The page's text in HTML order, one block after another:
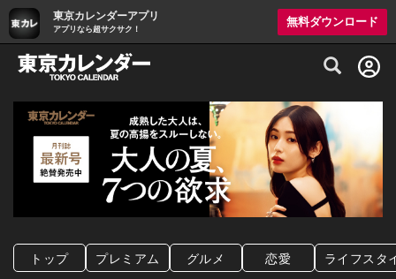
東京カレンダーアプリ
アプリなら超サクサク！
無料ダウンロード
グルメ情報・プレミアムレストラン予約
トップ プレミアム グルメ 恋愛 ライフスタ